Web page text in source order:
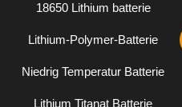
18650 Lithium batterie
Lithium-Polymer-Batterie
Niedrig Temperatur Batterie
Lithium Titanat Batterie